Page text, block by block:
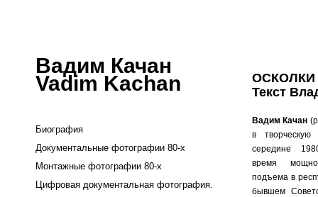
Вадим Качан
Vadim Kachan
Биография
Документальные фотографии 80-х
Монтажные фотографии 80-х
Цифровая документальная фотография.
ОСКОЛКИ
Текст
Вадим Качан
в
середине
время
подъема в
бывшем